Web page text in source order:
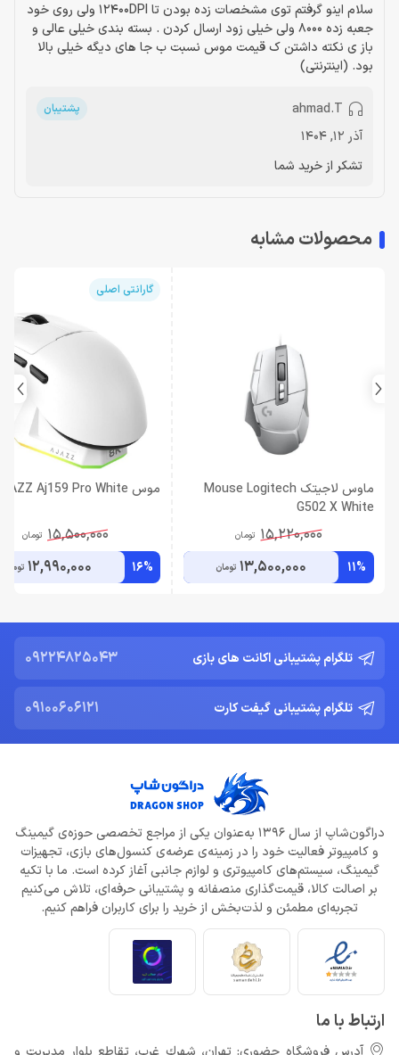
سلام اینو گرفتم توی مشخصات زده بودن تا 12400DPI ولی روی خود
جعبه زده 8000 ولی خیلی زود ارسال کردن . بسته بندی خیلی عالی و
باز ی نکته داشتن ک قیمت موس نسبت ب جا های دیگه خیلی بالا
بود. (اینترنتی)
ahmad.T پشتیبان
آذر 12, 1404
تشکر از خرید شما
محصولات مشابه
ماوس لاجیتک Mouse Logitech
G502 X White
15,220,000 تومان
11%
13,500,000 تومان
گارانتی اصلی
موس AJAZZ Aj159 Pro White
15,500,000 تومان
16%
12,990,000 تومان
تلگرام پشتیبانی اکانت های بازی 09224825043
تلگرام پشتیبانی گیفت کارت 09100606121
دراگون‌شاپ از سال 1396 به‌عنوان یکی از مراجع تخصصی حوزه‌ی گیمینگ
و کامپیوتر فعالیت خود را در زمینه‌ی عرضه‌ی کنسول‌های بازی، تجهیزات
گیمینگ، سیستم‌های کامپیوتری و لوازم جانبی آغاز کرده است. ما با تکیه
بر اصالت کالا، قیمت‌گذاری منصفانه و پشتیبانی حرفه‌ای، تلاش می‌کنیم
تجربه‌ای مطمئن و لذت‌بخش از خرید را برای کاربران فراهم کنیم.
ارتباط با ما